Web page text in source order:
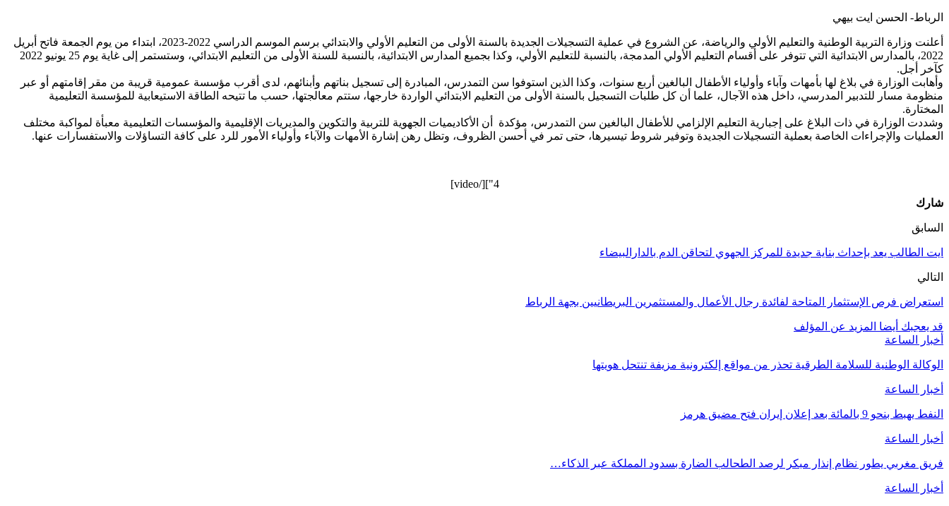
الرباط- الحسن ايت بيهي
أعلنت وزارة التربية الوطنية والتعليم الأولي والرياضة، عن الشروع في عملية التسجيلات الجديدة بالسنة الأولى من التعليم الأولي والابتدائي برسم الموسم الدراسي 2022-2023، ابتداء من يوم الجمعة فاتح أبريل
2022، بالمدارس الابتدائية التي تتوفر على أقسام التعليم الأولي المدمجة، بالنسبة للتعليم الأولي، وكذا بجميع المدارس الابتدائية، بالنسبة للسنة الأولى من التعليم الابتدائي، وستستمر إلى غاية يوم 25 يونيو 2022
كآخر أجل.
وأهابت الوزارة في بلاغ لها بأمهات وآباء وأولياء الأطفال البالغين أربع سنوات، وكذا الذين استوفوا سن التمدرس، المبادرة إلى تسجيل بناتهم وأبنائهم، لدى أقرب مؤسسة عمومية قريبة من مقر إقامتهم أو عبر
منظومة مسار للتدبير المدرسي، داخل هذه الآجال، علما أن كل طلبات التسجيل بالسنة الأولى من التعليم الابتدائي الواردة خارجها، ستتم معالجتها، حسب ما تتيحه الطاقة الاستيعابية للمؤسسة التعليمية
المختارة.
وشددت الوزارة في ذات البلاغ على إجبارية التعليم الإلزامي للأطفال البالغين سن التمدرس، مؤكدة أن الأكاديميات الجهوية للتربية والتكوين والمديريات الإقليمية والمؤسسات التعليمية معبأة لمواكبة مختلف
العمليات والإجراءات الخاصة بعملية التسجيلات الجديدة وتوفير شروط تيسيرها، حتى تمر في أحسن الظروف، وتظل رهن إشارة الأمهات والآباء وأولياء الأمور للرد على كافة التساؤلات والاستفسارات عنها.
4"][/video]
شارك
السابق
ايت الطالب يعد بإحداث بناية جديدة للمركز الجهوي لتحاقن الدم بالدارالبيضاء
التالي
استعراض فرص الإستثمار المتاحة لفائدة رجال الأعمال والمستثمرين البريطانيين بجهة الرباط
قد يعجبك أيضا المزيد عن المؤلف
أخبار الساعة
الوكالة الوطنية للسلامة الطرقية تحذر من مواقع إلكترونية مزيفة تنتحل هويتها
أخبار الساعة
النفط يهبط بنحو 9 بالمائة بعد إعلان إيران فتح مضيق هرمز
أخبار الساعة
فريق مغربي يطور نظام إنذار مبكر لرصد الطحالب الضارة بسدود المملكة عبر الذكاء…
أخبار الساعة